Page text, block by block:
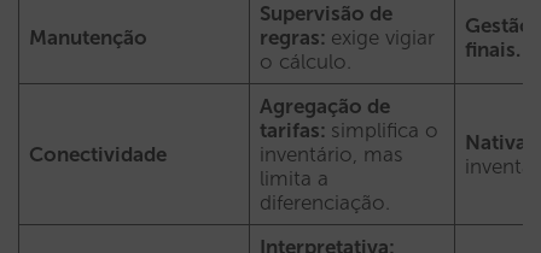
Manutenção
Supervisão de
regras: exige vigiar
o cálculo.
Gestão
finais.
Conectividade
Agregação de
tarifas: simplifica o
inventário, mas
limita a
diferenciação.
Nativa:
Interpretativa: